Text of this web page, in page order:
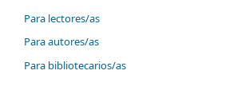
Para lectores/as
Para autores/as
Para bibliotecarios/as